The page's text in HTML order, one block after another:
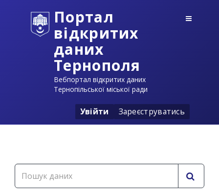
Портал
відкритих
даних
Тернополя
Вебпортал відкритих даних
Тернопільської міської ради
Увійти Зареєструватись